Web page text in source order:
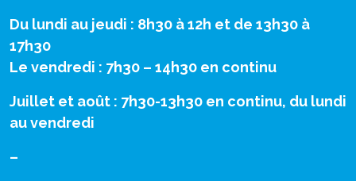
Du lundi au jeudi : 8h30 à 12h et de 13h30 à
17h30
Le vendredi : 7h30 – 14h30 en continu
Juillet et août : 7h30-13h30 en continu, du lundi
au vendredi
–